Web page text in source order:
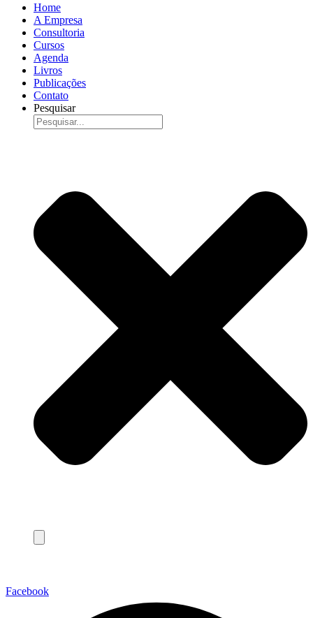
Home
A Empresa
Consultoria
Cursos
Agenda
Livros
Publicações
Contato
Pesquisar
Facebook